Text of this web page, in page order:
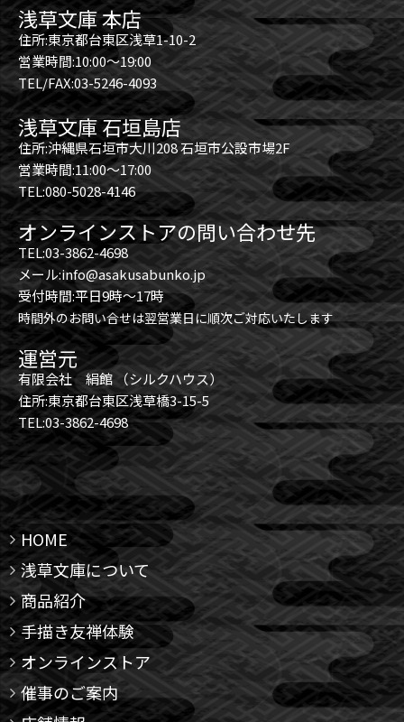
浅草文庫 本店
住所:東京都台東区浅草1-10-2
営業時間:10:00～19:00
TEL/FAX:03-5246-4093
浅草文庫 石垣島店
住所:沖縄県石垣市大川208 石垣市公設市場2F
営業時間:11:00～17:00
TEL:080-5028-4146
オンラインストアの問い合わせ先
TEL:03-3862-4698
メール:info@asakusabunko.jp
受付時間:平日9時～17時
時間外のお問い合せは翌営業日に順次ご対応いたします
運営元
有限会社 絹館 （シルクハウス）
住所:東京都台東区浅草橋3-15-5
TEL:03-3862-4698
HOME
浅草文庫について
商品紹介
手描き友禅体験
オンラインストア
催事のご案内